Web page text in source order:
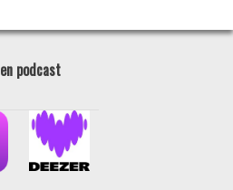
en podcast